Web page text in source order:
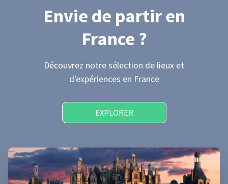
Envie de partiren
France ?
Découvrez notre sélection de lieux et
d'expériences en France
EXPLORER